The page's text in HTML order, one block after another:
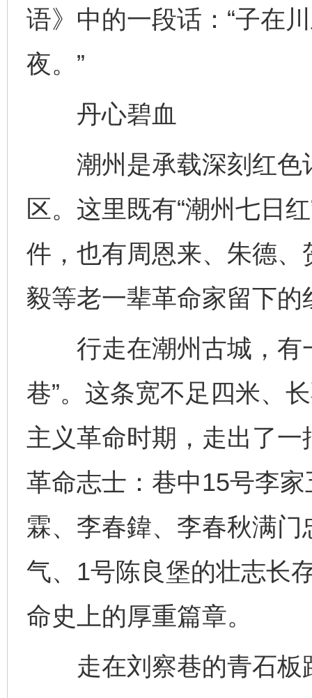
语》中的一段话：“子在
夜。”
丹心碧血
潮州是承载深刻红色
区。这里既有“潮州七日
件，也有周恩来、朱德
毅等老一辈革命家留下的
行走在潮州古城，有
巷”。这条宽不足四米、
主义革命时期，走出了
革命志士：巷中15号李
霖、李春鍏、李春秋满
气、1号陈良堡的壮志长
命史上的厚重篇章。
走在刘察巷的青石板